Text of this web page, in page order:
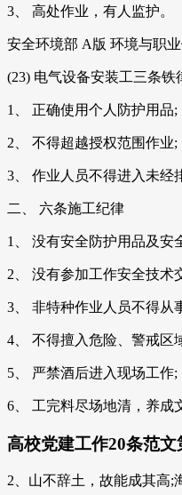
3、 高处作业，有人监护。
安全环境部 A版 环境与职
(23) 电气设备安装工三条铁
1、 正确使用个人防护用品;
2、 不得超越授权范围作业;
3、 作业人员不得进入未经
二、 六条施工纪律
1、 没有安全防护用品及安
2、 没有参加工作安全技术
3、 非特种作业人员不得从
4、 不得擅入危险、警戒区
5、 严禁酒后进入现场工作;
6、 工完料尽场地清，养成
高校党建工作20条范文
2、山不辞土，故能成其高;